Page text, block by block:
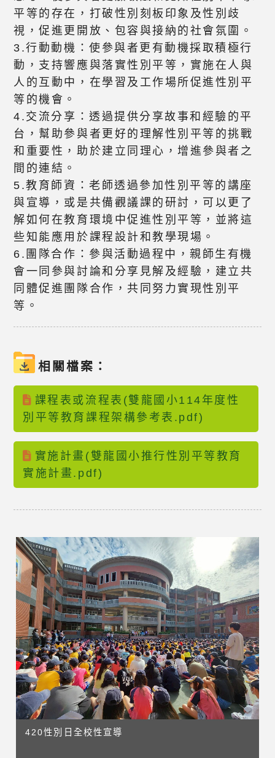
平等的存在，打破性別刻板印象及性別歧
視，促進更開放、包容與接納的社會氛圍。
3.行動動機：使參與者更有動機採取積極行
動，支持響應與落實性別平等，實施在人與
人的互動中，在學習及工作場所促進性別平
等的機會。
4.交流分享：透過提供分享故事和經驗的平
台，幫助參與者更好的理解性別平等的挑戰
和重要性，助於建立同理心，增進參與者之
間的連結。
5.教育師資：老師透過參加性別平等的講座
與宣導，或是共備觀議課的研討，可以更了
解如何在教育環境中促進性別平等，並將這
些知能應用於課程設計和教學現場。
6.團隊合作：參與活動過程中，親師生有機
會一同參與討論和分享見解及經驗，建立共
同體促進團隊合作，共同努力實現性別平
等。
相關檔案：
課程表或流程表(雙龍國小114年度性
別平等教育課程架構參考表.pdf)
實施計畫(雙龍國小推行性別平等教育
實施計畫.pdf)
420性別日全校性宣導